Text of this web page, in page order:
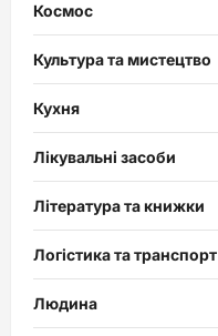
Космос
Культура та мистецтво
Кухня
Лікувальні засоби
Література та книжки
Логістика та транспорт
Людина